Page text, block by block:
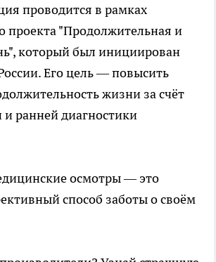
проводится в рамках
проекта "Продолжительная и
который был инициирован
Его цель — повысить
жизни за счёт
ранней диагностики
осмотры — это
способ заботы о своём